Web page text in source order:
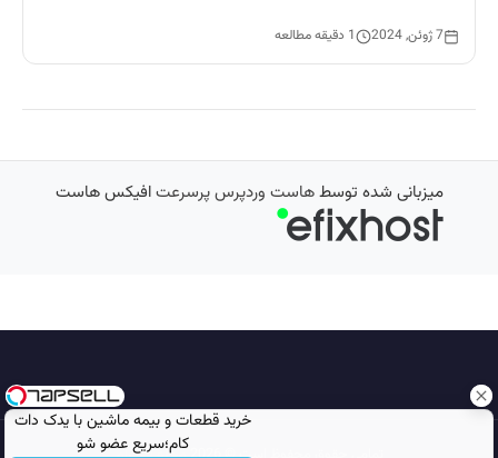
خرید قطعات و بیمه ماشین با یدک دات
کام؛سریع عضو شو
7 ژوئن, 2024 1 دقیقه مطالعه
میزبانی شده توسطهاست وردپرس پرسرعتافیکس هاست